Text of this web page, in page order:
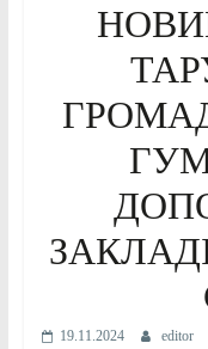
19.11.2024 editor